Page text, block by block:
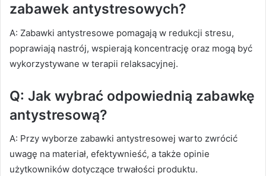
zabawek antystresowych?
A: Zabawki antystresowe pomagają w redukcji stresu,
poprawiają nastrój, wspierają koncentrację oraz mogą być
wykorzystywane w terapii relaksacyjnej.
Q: Jak wybrać odpowiednią zabawkę
antystresową?
A: Przy wyborze zabawki antystresowej warto zwrócić
uwagę na materiał, efektywnieść, a także opinie
użytkowników dotyczące trwałości produktu.